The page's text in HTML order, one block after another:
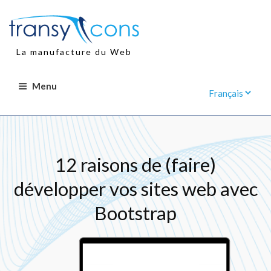
contenu
principalLa manufacture du Web
Menu
12 raisons de (faire)
développer vos sites web avec
Bootstrap